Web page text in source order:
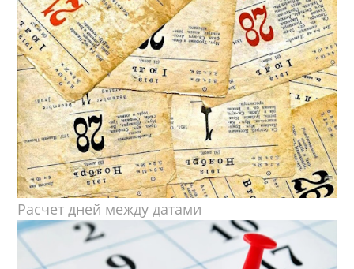
Расчет дней между датами